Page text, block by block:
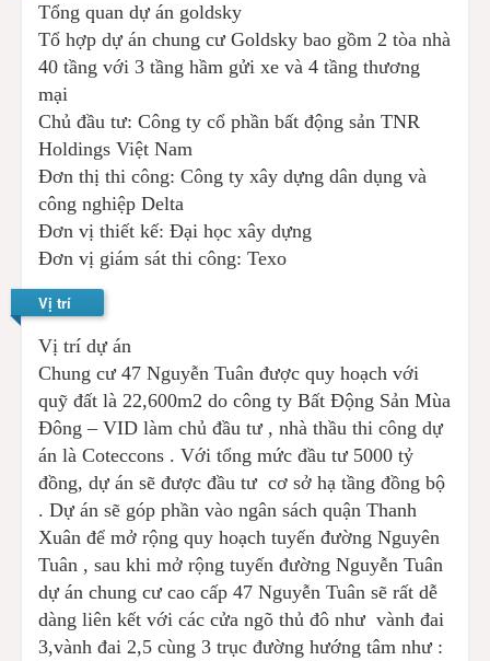
Tổng quan dự án goldsky
Tổ hợp dự án chung cư Goldsky bao gồm 2 tòa nhà
40 tầng với 3 tầng hầm gửi xe và 4 tầng thương
mại
Chủ đầu tư: Công ty cổ phần bất động sản TNR
Holdings Việt Nam
Đơn thị thi công: Công ty xây dựng dân dụng và
công nghiệp Delta
Đơn vị thiết kế: Đại học xây dựng
Đơn vị giám sát thi công: Texo
Vị trí
Vị trí dự án
Chung cư 47 Nguyễn Tuân được quy hoạch với
quỹ đất là 22,600m2 do công ty Bất Động Sản Mùa
Đông – VID làm chủ đầu tư , nhà thầu thi công dự
án là Coteccons . Với tổng mức đầu tư 5000 tỷ
đồng, dự án sẽ được đầu tư cơ sở hạ tầng đồng bộ
. Dự án sẽ góp phần vào ngân sách quận Thanh
Xuân để mở rộng quy hoạch tuyến đường Nguyên
Tuân , sau khi mở rộng tuyến đường Nguyễn Tuân
dự án chung cư cao cấp 47 Nguyễn Tuân sẽ rất dễ
dàng liên kết với các cửa ngõ thủ đô như vành đai
3,vành đai 2,5 cùng 3 trục đường hướng tâm như :